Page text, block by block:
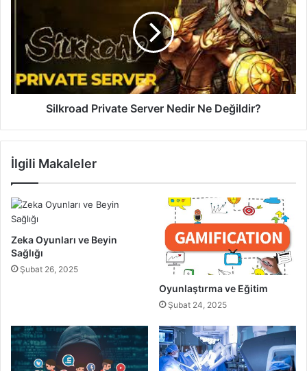
Değildir?
Silkroad Private Server Nedir Ne Değildir?
İlgili Makaleler
Zeka Oyunları ve Beyin
Sağlığı
Şubat 26, 2025
Oyunlaştırma ve Eğitim
Şubat 24, 2025